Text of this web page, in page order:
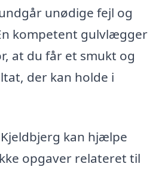
unødige fejl og
kompetent gulvlægger
at du får et smukt og
der kan holde i
kan hjælpe
opgaver relateret til